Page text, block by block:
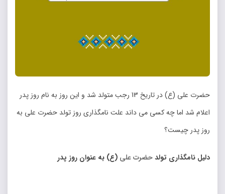
حضرت علی (ع) در تاریخ 13 رجب متولد شد و این روز به نام روز پدر
اعلام شد اما چه کسی می داند علت نامگذاری روز تولد حضرت علی به
روز پدر چیست؟
دلیل نامگذاری تولدحضرت علی (ع) به عنوان روز پدر